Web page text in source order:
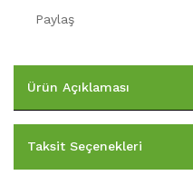
Paylaş
Ürün Açıklaması
Taksit Seçenekleri